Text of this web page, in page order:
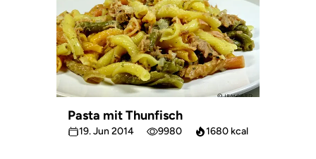
Pasta mit Thunfisch
19. Jun 2014 9980 1680 kcal